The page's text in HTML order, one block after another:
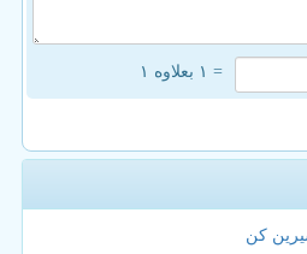
= ۱ بعلاوه ۱
کن